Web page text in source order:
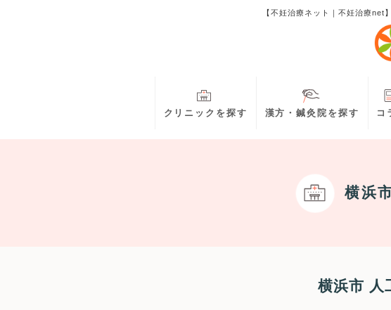
【不妊治療ネット｜不妊治療net
クリニックを探す 漢方・鍼灸院を探す コ
横浜
横浜市 人